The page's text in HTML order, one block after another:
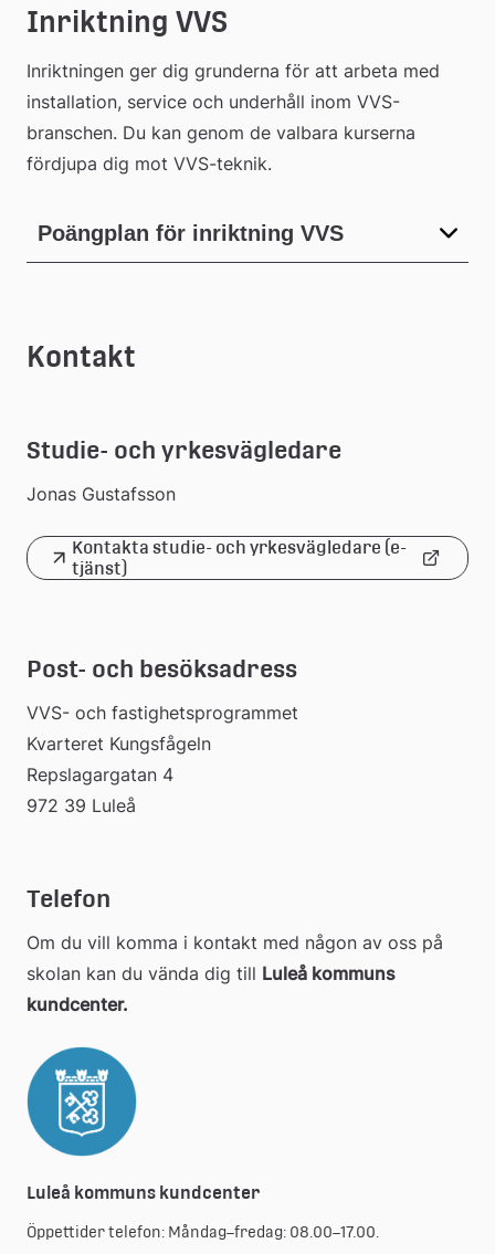
Inriktning VVS
Inriktningen ger dig grunderna för att arbeta med
installation, service och underhåll inom VVS-
branschen. Du kan genom de valbara kurserna
fördjupa dig mot VVS-teknik.
Poängplan för inriktning VVS
Kontakt
Studie- och yrkesvägledare
Jonas Gustafsson
Kontakta studie- och yrkesvägledare (e-
tjänst)
Post- och besöksadress
VVS- och fastighetsprogrammet
Kvarteret Kungsfågeln
Repslagargatan 4
972 39 Luleå
Telefon
Om du vill komma i kontakt med någon av oss på
skolan kan du vända dig till Luleå kommuns
kundcenter.
Luleå kommuns kundcenter
Öppettider telefon: Måndag–fredag: 08.00–17.00.